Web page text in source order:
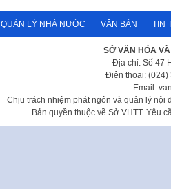
QUẢN LÝ NHÀ NƯỚC VĂN BẢN TIN
SỞ VĂN HÓA
Địa chỉ: Số 47
Điện thoại: (024)
Email:
Chịu trách nhiệm phát ngôn và quản lý nội
Bản quyền thuộc về Sở VHTT. Yêu